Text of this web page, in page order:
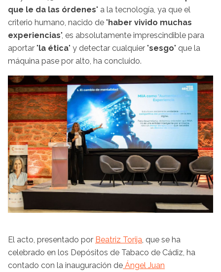
que le da las órdenes" a la tecnología, ya que el
criterio humano, nacido de "haber vivido muchas
experiencias", es absolutamente imprescindible para
aportar "la ética" y detectar cualquier "sesgo" que la
máquina pase por alto, ha concluido.
El acto, presentado por Beatriz Torija, que se ha
celebrado en los Depósitos de Tabaco de Cádiz, ha
contado con la inauguración de Ángel Juan